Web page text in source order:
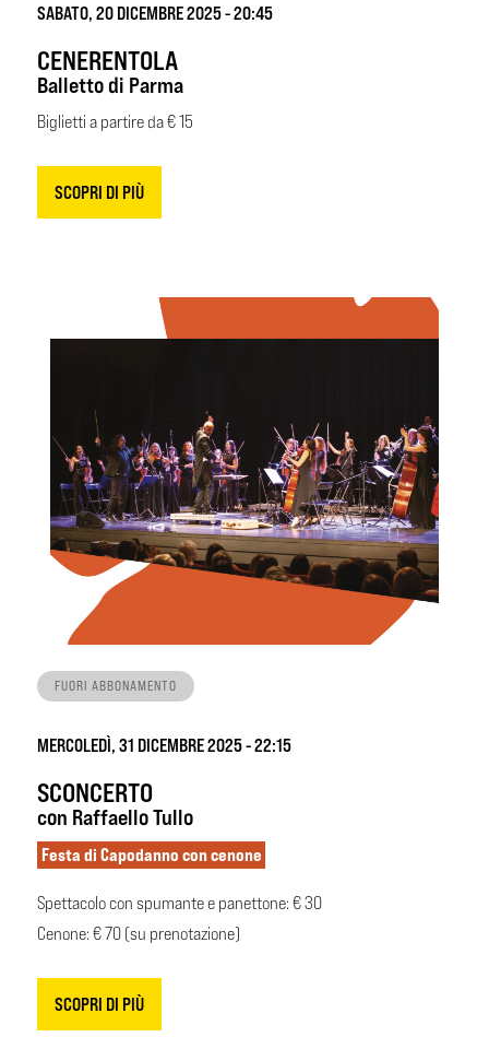
SABATO, 20 DICEMBRE 2025 - 20:45
CENERENTOLA
Balletto di Parma
Biglietti a partire da € 15
SCOPRI DI PIÙ
FUORI ABBONAMENTO
MERCOLEDÌ, 31 DICEMBRE 2025 - 22:15
SCONCERTO
con Raffaello Tullo
Festa di Capodanno con cenone
Spettacolo con spumante e panettone: € 30
Cenone: € 70 (su prenotazione)
SCOPRI DI PIÙ